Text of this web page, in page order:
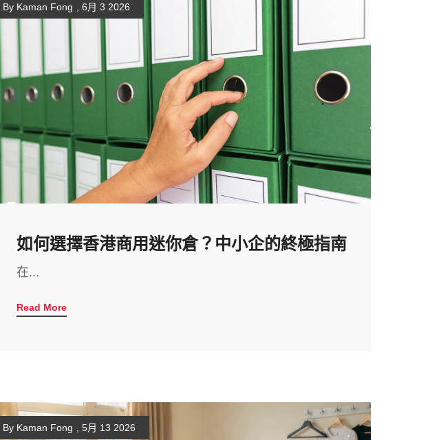
By Kaman Fong 6月 3 2026
如何選擇香港商用迷你倉？中小企的終極指南
在...
Read More
By Kaman Fong , 5月 13 2026